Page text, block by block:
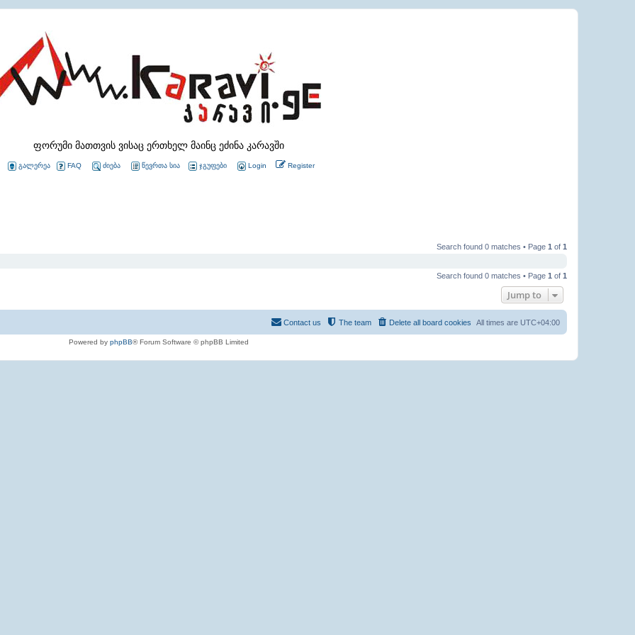
ფორუმი მათთვის ვისაც ერთხელ მაინც ეძინა კარავში
გალერეა FAQ ძიება წევრთა სია ჯგუფები Login Register
Search found 0 matches • Page 1 of 1
Search found 0 matches • Page 1 of 1
Jump to
All times are UTC+04:00
Delete all board cookies
The team
Contact us
Powered by phpBB® Forum Software © phpBB Limited